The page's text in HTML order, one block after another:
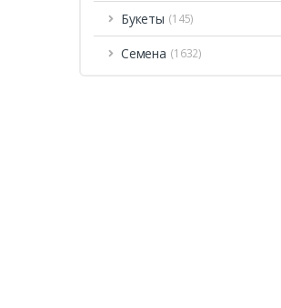
Букеты (145)
Семена (1632)